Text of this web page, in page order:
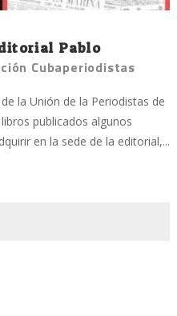
Pablo
Cubaperiodistas
la Unión de la Periodistas de
publicados algunos
en la sede de la editorial,...